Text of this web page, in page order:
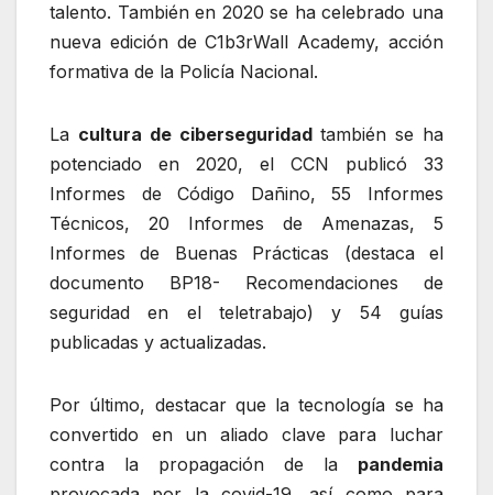
talento. También en 2020 se ha celebrado una
nueva edición de C1b3rWall Academy, acción
formativa de la Policía Nacional.
La cultura de ciberseguridadtambién se ha
potenciado en 2020, el CCN publicó 33
Informes de Código Dañino, 55 Informes
Técnicos, 20 Informes de Amenazas, 5
Informes de Buenas Prácticas (destaca el
documento BP18- Recomendaciones de
seguridad en el teletrabajo) y 54 guías
publicadas y actualizadas.
Por último, destacar que la tecnología se ha
convertido en un aliado clave para luchar
contra la propagación de la pandemia